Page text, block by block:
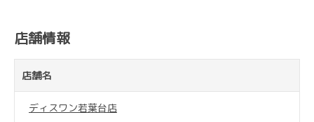
店舗情報
店舗名
ディスワン若葉台店